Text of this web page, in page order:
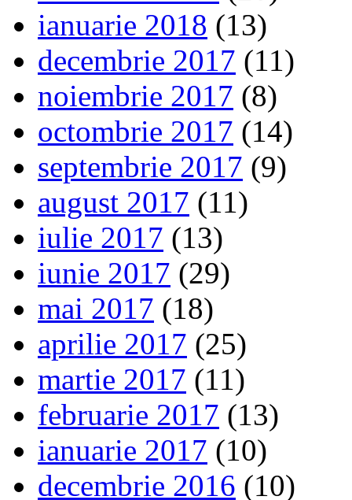
ianuarie 2018 (13)
decembrie 2017 (11)
noiembrie 2017 (8)
octombrie 2017 (14)
septembrie 2017 (9)
august 2017 (11)
iulie 2017 (13)
iunie 2017 (29)
mai 2017 (18)
aprilie 2017 (25)
martie 2017 (11)
februarie 2017 (13)
ianuarie 2017 (10)
decembrie 2016 (10)